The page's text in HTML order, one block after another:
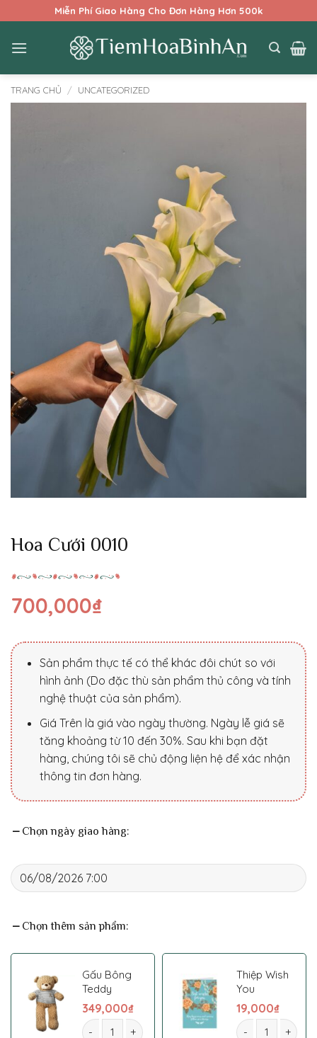
qua
nội
Miễn Phí Giao Hàng Cho Đơn Hàng Hơn 500k
TRANG CHỦ / UNCATEGORIZED
Hoa Cưới 0010
700,000₫
Sản phẩm thực tế có thể khác đôi chút so với
hình ảnh (Do đặc thù sản phẩm thủ công và tính
nghệ thuật của sản phẩm).
Giá Trên là giá vào ngày thường. Ngày lễ giá sẽ
tăng khoảng từ 10 đến 30%. Sau khi bạn đặt
hàng, chúng tôi sẽ chủ động liện hệ để xác nhận
thông tin đơn hàng.
Chọn ngày giao hàng:
Chọn thêm sản phẩm:
Gấu Bông
Teddy
349,000₫
Thiệp Wish
You
19,000₫